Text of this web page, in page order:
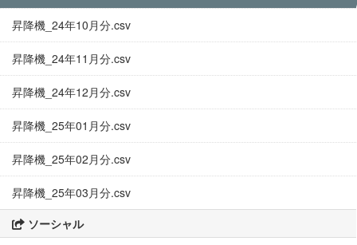
昇降機_24年10月分.csv
昇降機_24年11月分.csv
昇降機_24年12月分.csv
昇降機_25年01月分.csv
昇降機_25年02月分.csv
昇降機_25年03月分.csv
ソーシャル